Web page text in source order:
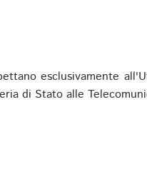
esclusivamente
di Stato alle